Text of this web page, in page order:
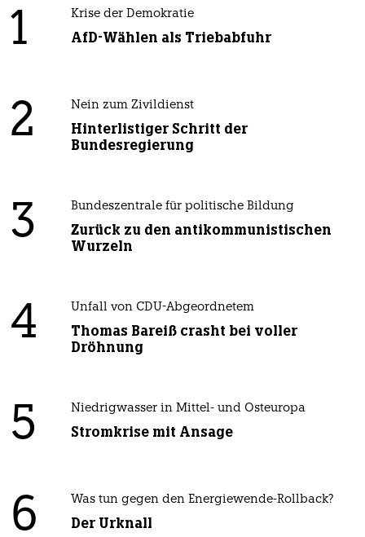
1 Krise der Demokratie
AfD-Wählen als Triebabfuhr
2 Nein zum Zivildienst
Hinterlistiger Schritt der
Bundesregierung
3 Bundeszentrale für politische Bildung
Zurück zu den antikommunistischen
Wurzeln
4 Unfall von CDU-Abgeordnetem
Thomas Bareiß crasht bei voller
Dröhnung
5 Niedrigwasser in Mittel- und Osteuropa
Stromkrise mit Ansage
6 Was tun gegen den Energiewende-Rollback?
Der Urknall